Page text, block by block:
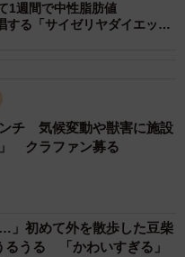
1週間で中性脂肪値
る「サイゼリヤダイエッ
チ 気候変動や獣害に施設
クラファン募る
…」初めて外を散歩した豆柴
うる 「かわいすぎる」